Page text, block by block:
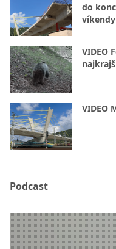
do
víkendy
VIDEO
VIDEO
Podcast